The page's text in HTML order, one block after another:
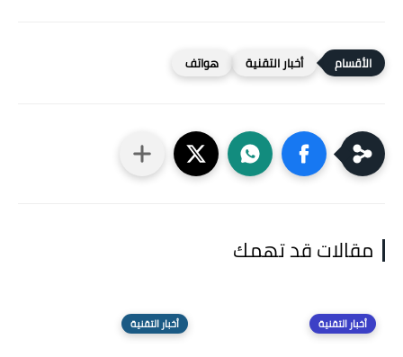
أخبار التقنية هواتف
مقالات قد تهمك
أخبار التقنية أخبار التقنية